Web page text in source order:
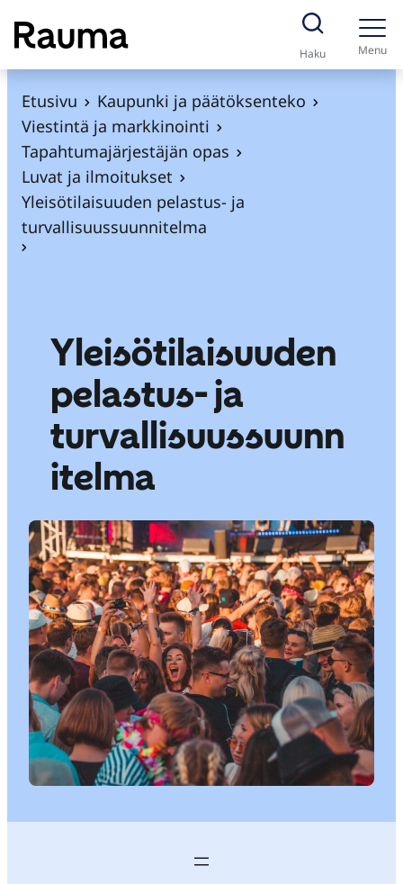
S
i
Haku Menu
Etusivu
Kaupunki ja päätöksenteko
Viestintä ja markkinointi
Tapahtumajärjestäjän opas
Luvat ja ilmoitukset
Yleisötilaisuuden pelastus- ja
turvallisuussuunnitelma
Yleisötilaisuuden
pelastus- ja
turvallisuussuunn
itelma